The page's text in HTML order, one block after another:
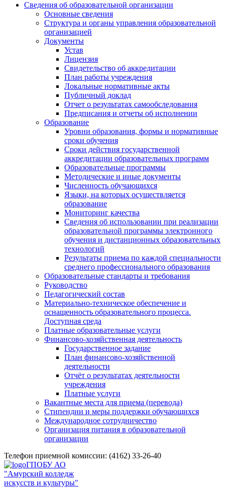
Сведения об образовательной организации
Основные сведения
Структура и органы управления образовательной
организацией
Документы
Устав
Лицензия
Свидетельство об аккредитации
План работы учреждения
Локальные нормативные акты
Публичный доклад
Отчет о результатах самообследования
Предписания и отчеты об исполнении
Образование
Уровни образования, формы и нормативные
сроки обучения
Сроки действия государственной
аккредитации образовательных программ
Образовательные программы
Методические и иные документы
Численность обучающихся
Языки, на которых осуществляется
образование
Мониторинг качества
Сведения об использовании при реализации
образовательной программы электронного
обучения и дистанционных образовательных
технологий
Результаты приема по каждой специальности
среднего профессионального образования
Образовательные стандарты и требования
Руководство
Педагогический состав
Материально-техническое обеспечение и
оснащенность образовательного процесса.
Доступная среда
Платные образовательные услуги
Финансово-хозяйственная деятельность
Государственное задание
План финансово-хозяйственной
деятельности
Отчёт о результатах деятельности
учреждения
Платные услуги
Вакантные места для приема (перевода)
Стипендии и меры поддержки обучающихся
Международное сотрудничество
Организация питания в образовательной
организации
Телефон приемной комиссии: (4162) 33-26-40
ГПОБУ АО
"Амурский колледж
искусств и культуры"